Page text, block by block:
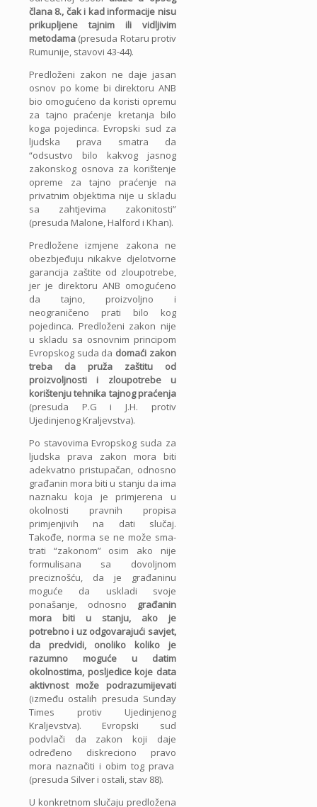
člana 8., čak i kad informacije nisu
prikupljene tajnim ili vidljivim
metodama (presuda Rotaru protiv
Rumunije, stavovi 43-44).
Predloženi zakon ne daje jasan
osnov po kome bi direktoru ANB
bio omogućeno da koristi opremu
za tajno praćenje kretanja bilo
koga pojedinca. Evropski sud za
ljudska prava smatra da
“odsustvo bilo kakvog jasnog
zakonskog osnova za korištenje
opreme za tajno praćenje na
privatnim objektima nije u skladu
sa zahtjevima zakonitosti”
(presuda Malone, Halford i Khan).
Predložene izmjene zakona ne
obezbjeđuju nikakve djelotvorne
garancija zaštite od zloupotrebe,
jer je direktoru ANB omogućeno
da tajno, proizvoljno i
neograničeno prati bilo kog
pojedinca. Predloženi zakon nije
u skladu sa osnovnim principom
Evropskog suda da domaći zakon
treba da pruža zaštitu od
proizvoljnosti i zloupotrebe u
korištenju tehnika tajnog praćenja
(presuda P.G i J.H. protiv
Ujedinjenog Kraljevstva).
Po stavovima Evropskog suda za
ljudska prava zakon mora biti
adekvatno pristupačan, odnosno
građanin mora biti u stanju da ima
naznaku koja je primjerena u
okolnosti pravnih propisa
primjenjivih na dati slučaj.
Takođe, norma se ne može sma­
trati “zakonom” osim ako nije
formulisana sa dovoljnom
preciznošću, da je građaninu
moguće da uskladi svoje
ponašanje, odnosno građanin
mora biti u stanju, ako je
potrebno i uz odgovarajući savjet,
da predvidi, onoliko koliko je
razumno moguće u datim
okolnostima, posljedice koje data
aktivnost može po­drazumijevati
(između ostalih presuda Sunday
Times protiv Ujedinjenog
Kraljevstva). Evropski sud
podvlači da zakon koji daje
određeno diskreciono pravo
mora naznačiti i obim tog prava
(presuda Silver i ostali, stav 88).
U konkretnom slučaju predložena